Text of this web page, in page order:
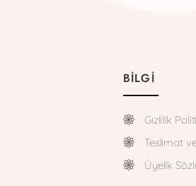
BILGI
Gizlilik
Teslimat
Üyelik